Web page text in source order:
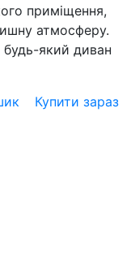
приміщення,
атмосферу.
який диван
Купити зараз